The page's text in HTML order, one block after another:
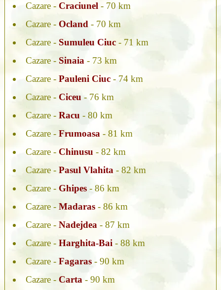
Cazare - Craciunel- 70 km
Cazare - Ocland- 70 km
Cazare - Sumuleu Ciuc- 71 km
Cazare - Sinaia- 73 km
Cazare - Pauleni Ciuc- 74 km
Cazare - Ciceu - 76 km
Cazare - Racu - 80 km
Cazare - Frumoasa- 81 km
Cazare - Chinusu - 82 km
Cazare - Pasul Vlahita- 82 km
Cazare - Ghipes- 86 km
Cazare - Madaras- 86 km
Cazare - Nadejdea- 87 km
Cazare - Harghita-Bai- 88 km
Cazare - Fagaras- 90 km
Cazare - Carta- 90 km